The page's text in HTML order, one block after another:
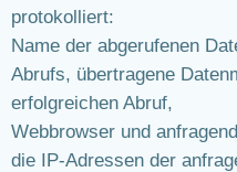
protokolliert:
Name der abgerufenen
Abrufs, übertragene
erfolgreichen Abruf,
Webbrowser und
die IP-Adressen der